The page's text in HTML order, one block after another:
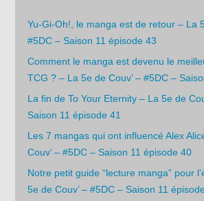
Yu-Gi-Oh!, le manga est de retour – La
#5DC – Saison 11 épisode 43
Comment le manga est devenu le
TCG ? – La 5e de Couv’ – #5DC –
La fin de To Your Eternity – La 5e de
Saison 11 épisode 41
Les 7 mangas qui ont influencé Alex
Couv’ – #5DC – Saison 11 épisode 40
Notre petit guide “lecture manga” pour
5e de Couv’ – #5DC – Saison 11